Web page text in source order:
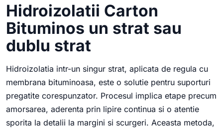
Hidroizolatii Carton
Bituminos un strat sau
dublu strat
Hidroizolatia intr-un singur strat, aplicata de regula cu
membrana bituminoasa, este o solutie pentru suporturi
pregatite corespunzator. Procesul implica etape precum
amorsarea, aderenta prin lipire continua si o atentie
sporita la detalii la margini si scurgeri. Aceasta metoda,